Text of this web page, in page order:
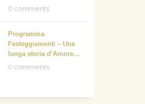
0 comments
Programma
Festeggiamenti – Una
lunga storia d’Amore…
0 comments